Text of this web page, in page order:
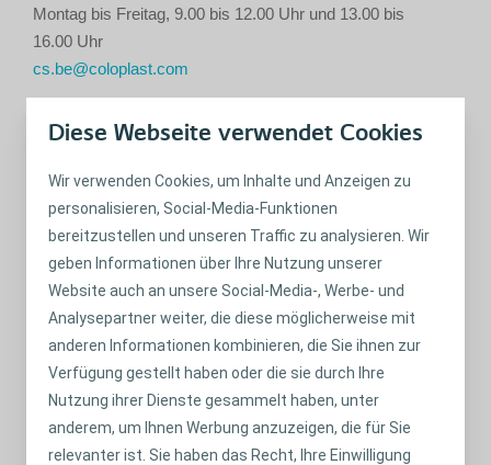
Diese Webseite verwendet Cookies
Wir verwenden Cookies, um Inhalte und Anzeigen zu
personalisieren, Social-Media-Funktionen
bereitzustellen und unseren Traffic zu analysieren. Wir
geben Informationen über Ihre Nutzung unserer
Website auch an unsere Social-Media-, Werbe- und
Analysepartner weiter, die diese möglicherweise mit
anderen Informationen kombinieren, die Sie ihnen zur
Verfügung gestellt haben oder die sie durch Ihre
Nutzung ihrer Dienste gesammelt haben, unter
anderem, um Ihnen Werbung anzuzeigen, die für Sie
relevanter ist. Sie haben das Recht, Ihre Einwilligung
Montag bis Freitag, 9.00 bis 12.00 Uhr und 13.00 bis
16.00 Uhr
cs.be@coloplast.com
+385 0800 200 086
informacije@coloplast.com
Tschechien(Tschechisch, Englisch, Deutsch)
(gebührenfrei*)
+420 800 100 416
Montag bis Freitag, 8.00 bis 16.00 Uhr
info@coloplast.cz
Dänemark(Dänisch, Englisch)
+45 4911 1213
Montag bis Freitag, 8.30 bis 15.00 Uhr